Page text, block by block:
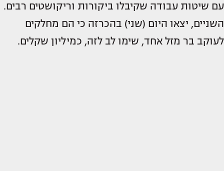
עם שיטות עבודה שקיבלו ביקורות וריקושטים רבים.
השניים, יצאו היום (שני) בהכרזה כי הם מחלקים
לעוקב בר מזל אחד, שימו לב לזה, כמיליון שקלים.